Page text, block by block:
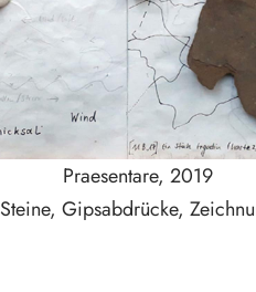
Praesentare, 2019
Steine, Gipsabdrücke,